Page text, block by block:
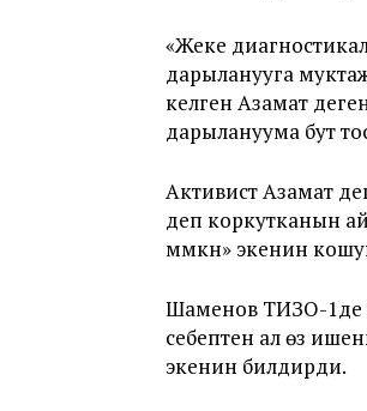
«Жеке
дарыланууга
келген Азамат
дарылануума бут
Активист Азамат
деп коркутканын
мүмкүн» экенин
Шаменов ТИЗО-1де
себептен ал өзү
экенин билдирди.